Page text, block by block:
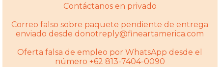
Contáctanos en privado
Correo falso sobre paquete pendiente de entrega
enviado desde donotreply@fineartamerica.com
Oferta falsa de empleo por WhatsApp desde el
número +62 813-7404-0090